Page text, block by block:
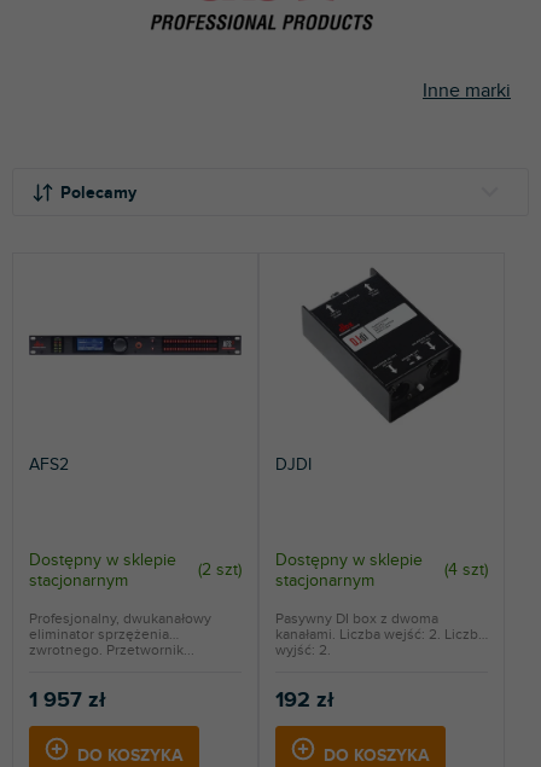
Inne marki
Polecamy
AFS2
Dostępny w sklepie
stacjonarnym
(2 szt)
1 957 zł
DO KOSZYKA
Profesjonalny, dwukanałowy
eliminator sprzężenia
zwrotnego. Przetwornik...
DJDI
Dostępny w sklepie
stacjonarnym
(4 szt)
192 zł
DO KOSZYKA
Pasywny DI box z dwoma
kanałami. Liczba wejść: 2. Liczba
wyjść: 2.